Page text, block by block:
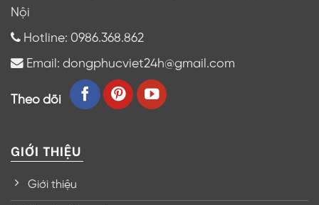
Nội
Hotline: 0986.368.862
Email: dongphucviet24h@gmail.com
Theo dõi
GIỚI THIỆU
Giới thiệu